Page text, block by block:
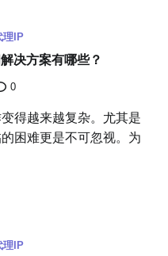
理IP
决方案有哪些？
0
得越来越复杂。尤其是
困难更是不可忽视。为
理IP